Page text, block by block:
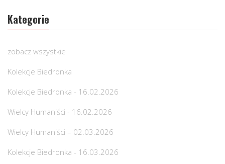
Kategorie
zobacz wszystkie
Kolekcje Biedronka
Kolekcje Biedronka - 16.02.2026
Wielcy Humaniści - 16.02.2026
Wielcy Humaniści – 02.03.2026
Kolekcje Biedronka - 16.03.2026